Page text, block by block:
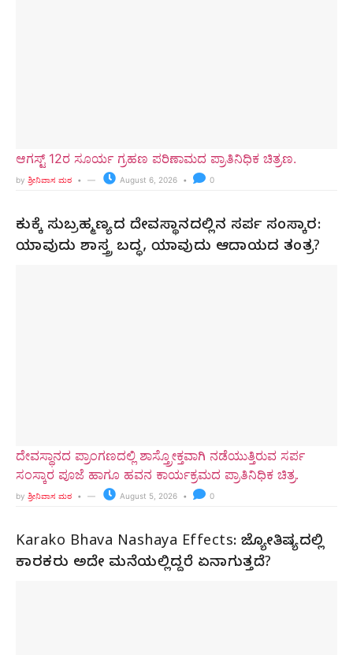
ಆಗಸ್ಟ್ 12ರ ಸೂರ್ಯ ಗ್ರಹಣ ಪರಿಣಾಮದ ಪ್ರಾತಿನಿಧಿಕ ಚಿತ್ರಣ.
by ಶ್ರೀನಿವಾಸ ಮಠ August 6, 2026 0
ಕುಕ್ಕೆ ಸುಬ್ರಹ್ಮಣ್ಯದ ದೇವಸ್ಥಾನದಲ್ಲಿನ ಸರ್ಪ ಸಂಸ್ಕಾರ:
ಯಾವುದು ಶಾಸ್ತ್ರ ಬದ್ಧ, ಯಾವುದು ಆದಾಯದ ತಂತ್ರ?
ದೇವಸ್ಥಾನದ ಪ್ರಾಂಗಣದಲ್ಲಿ ಶಾಸ್ತ್ರೋಕ್ತವಾಗಿ ನಡೆಯುತ್ತಿರುವ ಸರ್ಪ
ಸಂಸ್ಕಾರ ಪೂಜೆ ಹಾಗೂ ಹವನ ಕಾರ್ಯಕ್ರಮದ ಪ್ರಾತಿನಿಧಿಕ ಚಿತ್ರ.
by ಶ್ರೀನಿವಾಸ ಮಠ August 5, 2026 0
Karako Bhava Nashaya Effects: ಜ್ಯೋತಿಷ್ಯದಲ್ಲಿ
ಕಾರಕರು ಅದೇ ಮನೆಯಲ್ಲಿದ್ದರೆ ಏನಾಗುತ್ತದೆ?